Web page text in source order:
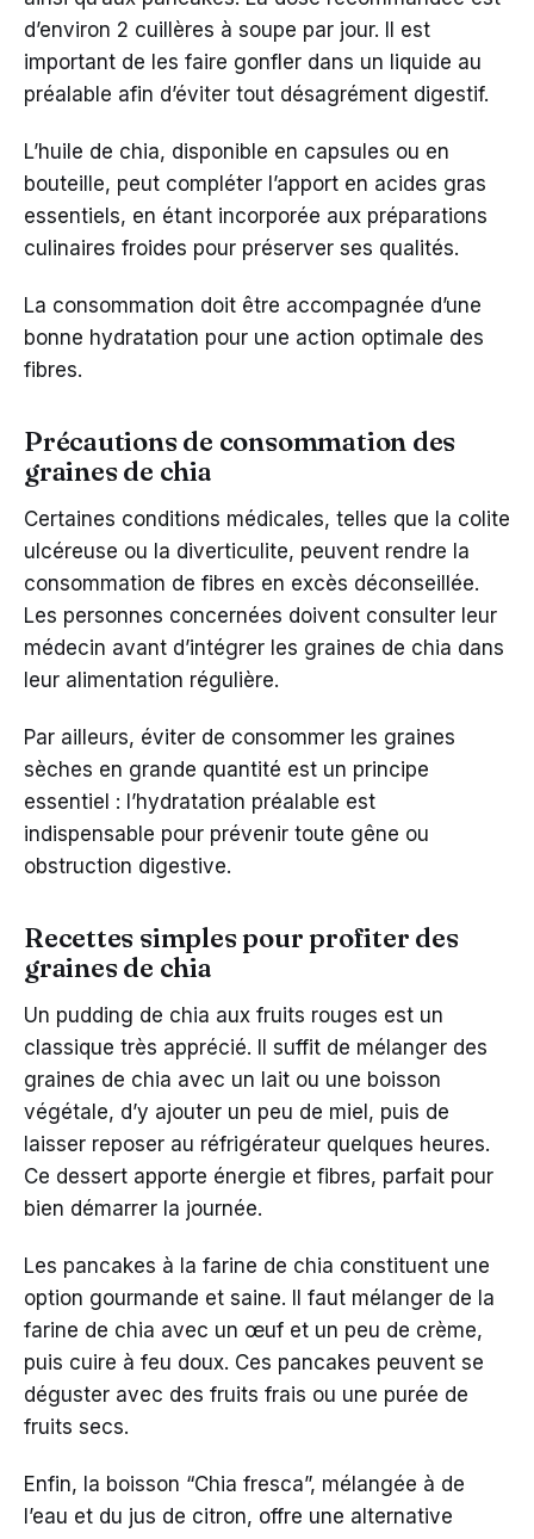
d’environ 2 cuillères à soupe par jour. Il est
important de les faire gonfler dans un liquide au
préalable afin d’éviter tout désagrément digestif.
L’huile de chia, disponible en capsules ou en
bouteille, peut compléter l’apport en acides gras
essentiels, en étant incorporée aux préparations
culinaires froides pour préserver ses qualités.
La consommation doit être accompagnée d’une
bonne hydratation pour une action optimale des
fibres.
Précautions de consommation des
graines de chia
Certaines conditions médicales, telles que la colite
ulcéreuse ou la diverticulite, peuvent rendre la
consommation de fibres en excès déconseillée.
Les personnes concernées doivent consulter leur
médecin avant d’intégrer les graines de chia dans
leur alimentation régulière.
Par ailleurs, éviter de consommer les graines
sèches en grande quantité est un principe
essentiel : l’hydratation préalable est
indispensable pour prévenir toute gêne ou
obstruction digestive.
Recettes simples pour profiter des
graines de chia
Un pudding de chia aux fruits rouges est un
classique très apprécié. Il suffit de mélanger des
graines de chia avec un lait ou une boisson
végétale, d’y ajouter un peu de miel, puis de
laisser reposer au réfrigérateur quelques heures.
Ce dessert apporte énergie et fibres, parfait pour
bien démarrer la journée.
Les pancakes à la farine de chia constituent une
option gourmande et saine. Il faut mélanger de la
farine de chia avec un œuf et un peu de crème,
puis cuire à feu doux. Ces pancakes peuvent se
déguster avec des fruits frais ou une purée de
fruits secs.
Enfin, la boisson “Chia fresca”, mélangée à de
l’eau et du jus de citron, offre une alternative